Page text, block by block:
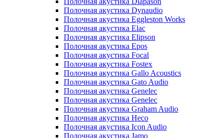
Полочная акустика Dynaudio
Полочная акустика Eggleston Works
Полочная акустика Elac
Полочная акустика Elipson
Полочная акустика Epos
Полочная акустика Focal
Полочная акустика Fostex
Полочная акустика Gallo Acoustics
Полочная акустика Gato Audio
Полочная акустика Genelec
Полочная акустика Genelec
Полочная акустика Graham Audio
Полочная акустика Heco
Полочная акустика Icon Audio
Полочная акустика Jamo